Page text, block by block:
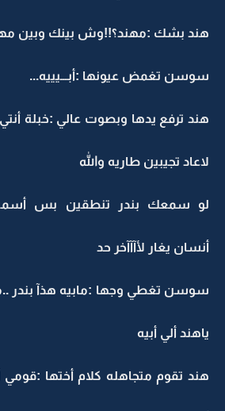
هند بشك :مهند؟!!وش بينك وبين
سوسن تغمض عيونها :أبـــيييه...
هند ترفع يدها وبصوت عالي :خبلة
لاعاد تجيبين طاريه والله
لو سمعك بندر تنطقين بس أسمه
أنسان يغار لأآآآخر حد
سوسن تغطي وجها :مابيه هذآ بندر
ياهند ألي أبيه
هند تقوم متجاهله كلام أختها :قومي